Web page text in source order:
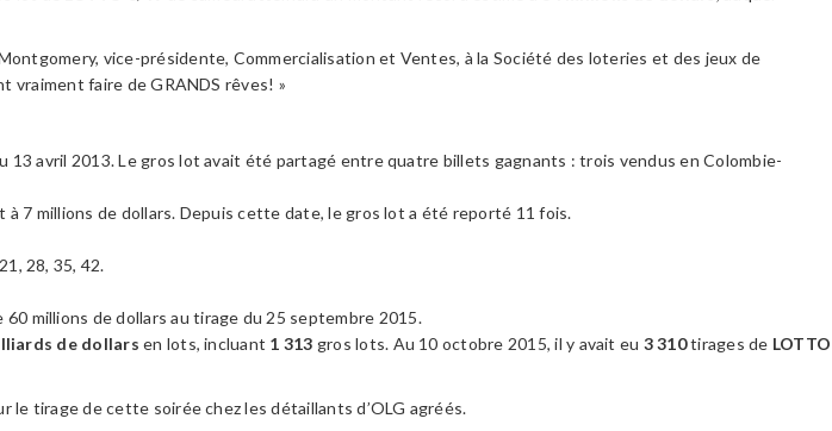
vice-présidente, Commercialisation et Ventes, à la Société des loteries et des jeux de
vraiment faire de GRANDS rêves! »
13 avril 2013. Le gros lot avait été partagé entre quatre billets gagnants : trois vendus en Colombie-
7 millions de dollars. Depuis cette date, le gros lot a été reporté 11 fois.
28, 35, 42.
millions de dollars au tirage du 25 septembre 2015.
de dollars en lots, incluant 1 313 gros lots. Au 10 octobre 2015, il y avait eu 3 310tirages de LOTTO
le tirage de cette soirée chez les détaillants d’OLG agréés.